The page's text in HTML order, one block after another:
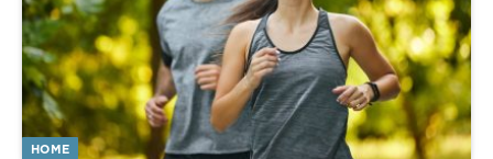
HOME